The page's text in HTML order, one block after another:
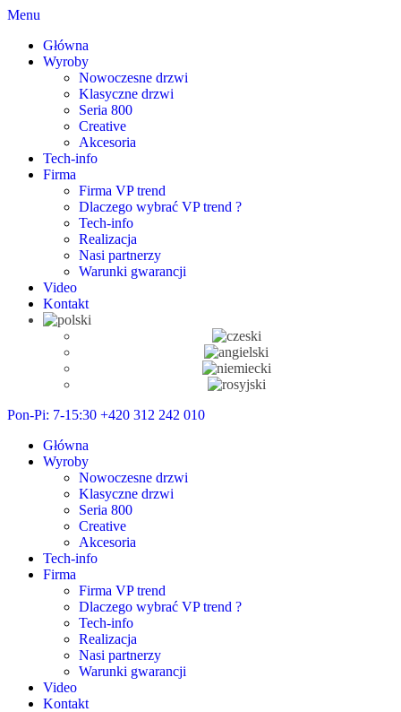
Menu
Główna
Wyroby
Nowoczesne drzwi
Klasyczne drzwi
Seria 800
Creative
Akcesoria
Tech-info
Firma
Firma VP trend
Dlaczego wybrać VP trend ?
Tech-info
Realizacja
Nasi partnerzy
Warunki gwarancji
Video
Kontakt
Pon-Pi: 7-15:30 +420 312 242 010
Główna
Wyroby
Nowoczesne drzwi
Klasyczne drzwi
Seria 800
Creative
Akcesoria
Tech-info
Firma
Firma VP trend
Dlaczego wybrać VP trend ?
Tech-info
Realizacja
Nasi partnerzy
Warunki gwarancji
Video
Kontakt